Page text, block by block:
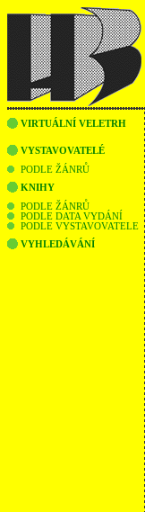
VIRTUÁLNÍ VELETRH
VYSTAVOVATELÉ
PODLE ŽÁNRŮ
KNIHY
PODLE ŽÁNRŮ
PODLE DATA VYDÁNÍ
PODLE VYSTAVOVATELE
VYHLEDÁVÁNÍ